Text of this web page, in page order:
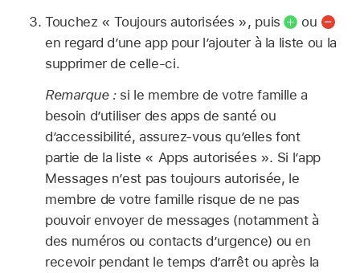
Touchez « Toujours autorisées », puis
ou
en regard d’une app pour l’ajouter à la liste ou la
supprimer de celle-ci.
Remarque : si le membre de votre famille a
besoin d’utiliser des apps de santé ou
d’accessibilité, assurez-vous qu’elles font
partie de la liste « Apps autorisées ». Si l’app
Messages n’est pas toujours autorisée, le
membre de votre famille risque de ne pas
pouvoir envoyer de messages (notamment à
des numéros ou contacts d’urgence) ou en
recevoir pendant le temps d’arrêt ou après la